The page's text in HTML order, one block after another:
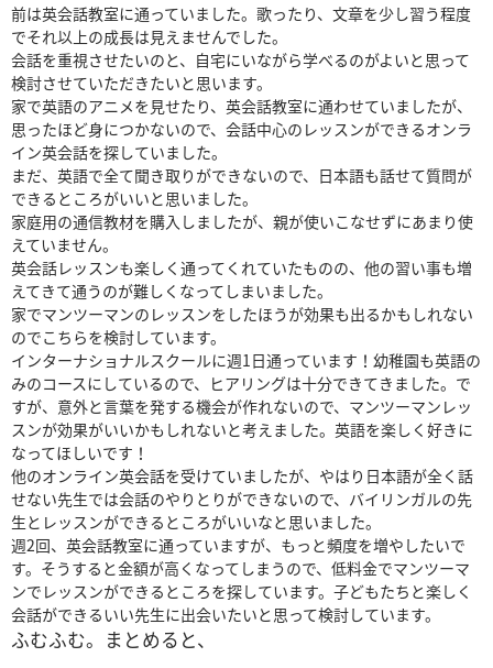
前は英会話教室に通っていました。歌ったり、文章を少し習う程度
でそれ以上の成長は見えませんでした。
会話を重視させたいのと、自宅にいながら学べるのがよいと思って
検討させていただきたいと思います。
家で英語のアニメを見せたり、英会話教室に通わせていましたが、
思ったほど身につかないので、会話中心のレッスンができるオンラ
イン英会話を探していました。
まだ、英語で全て聞き取りができないので、日本語も話せて質問が
できるところがいいと思いました。
家庭用の通信教材を購入しましたが、親が使いこなせずにあまり使
えていません。
英会話レッスンも楽しく通ってくれていたものの、他の習い事も増
えてきて通うのが難しくなってしまいました。
家でマンツーマンのレッスンをしたほうが効果も出るかもしれない
のでこちらを検討しています。
インターナショナルスクールに週1日通っています！幼稚園も英語の
みのコースにしているので、ヒアリングは十分できてきました。で
すが、意外と言葉を発する機会が作れないので、マンツーマンレッ
スンが効果がいいかもしれないと考えました。英語を楽しく好きに
なってほしいです！
他のオンライン英会話を受けていましたが、やはり日本語が全く話
せない先生では会話のやりとりができないので、バイリンガルの先
生とレッスンができるところがいいなと思いました。
週2回、英会話教室に通っていますが、もっと頻度を増やしたいで
す。そうすると金額が高くなってしまうので、低料金でマンツーマ
ンでレッスンができるところを探しています。子どもたちと楽しく
会話ができるいい先生に出会いたいと思って検討しています。
ふむふむ。まとめると、